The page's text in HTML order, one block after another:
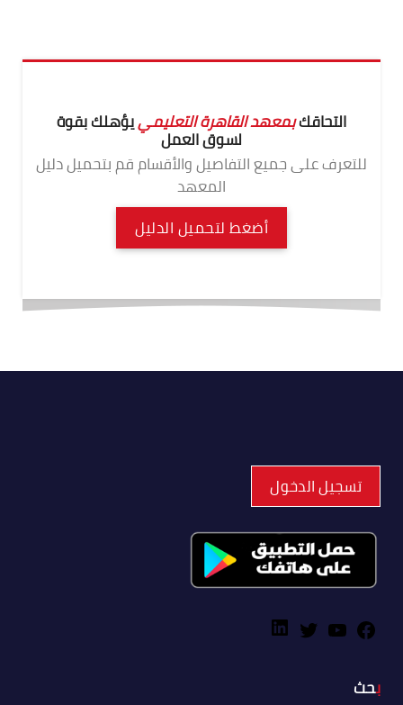
التحاقكبمعهد القاهرة التعليمييؤهلك بقوة
لسوق العمل
للتعرف على جميع التفاصيل والأقسام قم بتحميل دليل
المعهد
أضغط لتحميل الدليل
تسجيل الدخول
بحث